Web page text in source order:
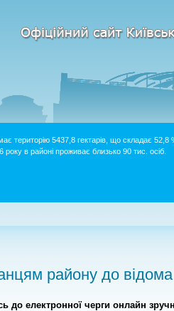
територію 5437,8 гектарів, що складає 52,8
в районі проживає близько 90 тис. осіб.
району до відома
до електронної черги онлайн